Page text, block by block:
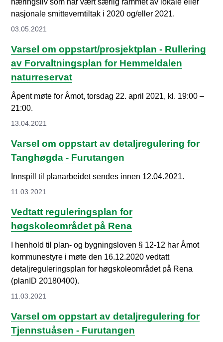
næringsliv som har vært særlig rammet av lokale eller
nasjonale smitteverntiltak i 2020 og/eller 2021.
03.05.2021
Varsel om oppstart/prosjektplan - Rullering
av Forvaltningsplan for Hemmeldalen
naturreservat
Åpent møte for Åmot, torsdag 22. april 2021, kl. 19:00 –
21:00.
13.04.2021
Varsel om oppstart av detaljregulering for
Tanghøgda - Furutangen
Innspill til planarbeidet sendes innen 12.04.2021.
11.03.2021
Vedtatt reguleringsplan for
høgskoleområdet på Rena
I henhold til plan- og bygningsloven § 12-12 har Åmot
kommunestyre i møte den 16.12.2020 vedtatt
detaljreguleringsplan for høgskoleområdet på Rena
(planID 20180400). ​
11.03.2021
Varsel om oppstart av detaljregulering for
Tjennstuåsen - Furutangen